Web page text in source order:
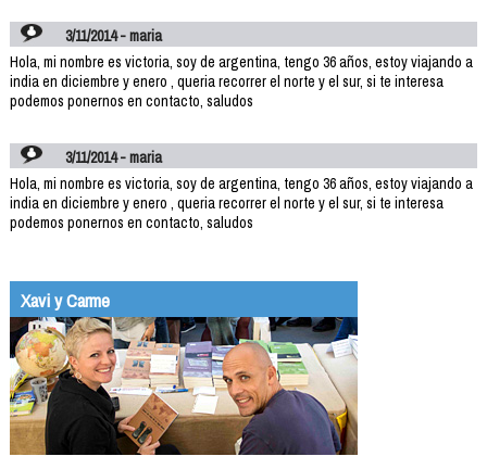
3/11/2014 - maria
Hola, mi nombre es victoria, soy de argentina, tengo 36 años, estoy viajando a
india en diciembre y enero , queria recorrer el norte y el sur, si te interesa
podemos ponernos en contacto, saludos
3/11/2014 - maria
Hola, mi nombre es victoria, soy de argentina, tengo 36 años, estoy viajando a
india en diciembre y enero , queria recorrer el norte y el sur, si te interesa
podemos ponernos en contacto, saludos
Xavi y Carme